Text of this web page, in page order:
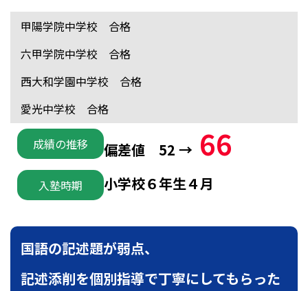
甲陽学院中学校 合格
六甲学院中学校 合格
西大和学園中学校 合格
愛光中学校 合格
成績の推移 偏差値 52 → 66
入塾時期 小学校６年生４月
国語の記述題が弱点、
記述添削を個別指導で丁寧にしてもらった